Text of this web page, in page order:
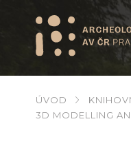
ÚVOD
3D MODELLING